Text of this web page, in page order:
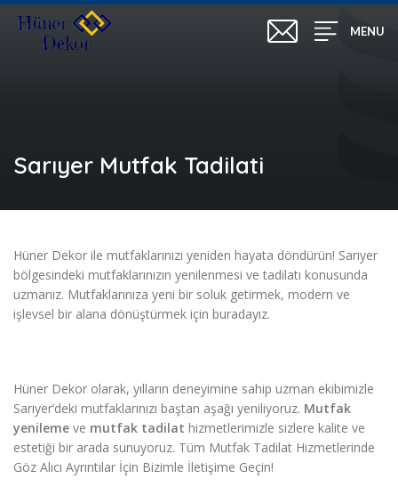
MENU
Sarıyer Mutfak Tadilati
Hüner Dekor ile mutfaklarınızı yeniden hayata döndürün! Sarıyer
bölgesindeki mutfaklarınızın yenilenmesi ve tadilatı konusunda
uzmanız. Mutfaklarınıza yeni bir soluk getirmek, modern ve
işlevsel bir alana dönüştürmek için buradayız.
Hüner Dekor olarak, yılların deneyimine sahip uzman ekibimizle
Sarıyer’deki mutfaklarınızı baştan aşağı yeniliyoruz. Mutfak
yenileme ve mutfak tadilat hizmetlerimizle sizlere kalite ve
estetiği bir arada sunuyoruz. Tüm Mutfak Tadilat Hizmetlerinde
Göz Alıcı Ayrıntılar İçin Bizimle İletişime Geçin!